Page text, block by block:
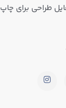
طراحی برای چاپ